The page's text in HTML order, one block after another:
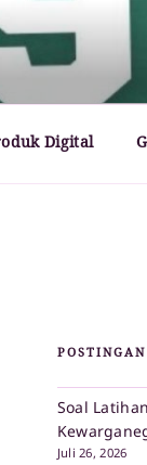
Digital
Soal
Juli 26, 2026